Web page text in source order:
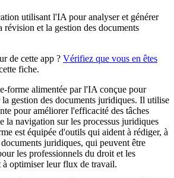
utilisant l'IA pour analyser et générer
révision et la gestion des documents
de cette app ? Vérifiez que vous en êtes
fiche.
forme alimentée par l'IA conçue pour
gestion des documents juridiques. Il utilise
pour améliorer l'efficacité des tâches
la navigation sur les processus juridiques
est équipée d'outils qui aident à rédiger, à
juridiques, qui peuvent être
les professionnels du droit et les
à optimiser leur flux de travail.